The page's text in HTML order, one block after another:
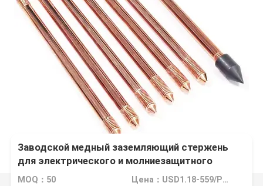
Заводской медный заземляющий стержень
для электрического и молниезащитного
заземления
MOQ：50 Цена：USD1.18-559/PCS